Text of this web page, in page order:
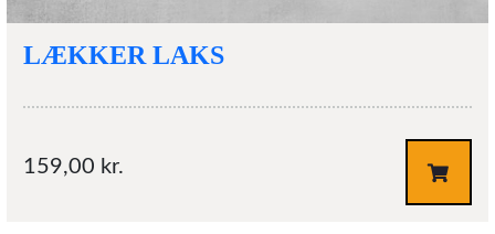
LÆKKER LAKS
159,00 kr.